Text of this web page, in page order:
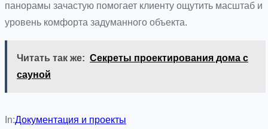
панорамы зачастую помогает клиенту ощутить масштаб и
уровень комфорта задуманного объекта.
Читать так же: Секреты проектирования дома с
сауной
In:Документация и проекты